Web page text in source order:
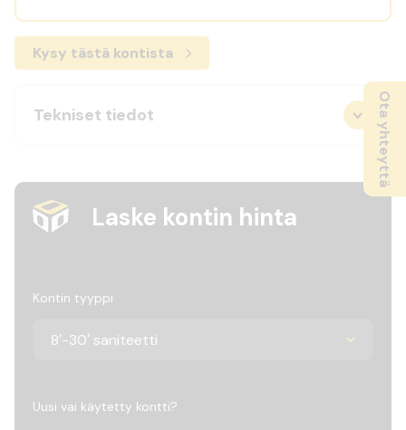
Kysy tästä kontista
Tekniset tiedot
Laske kontin hinta
Kontin tyyppi
Uusi vai käytetty kontti?
Ota yhteyttä